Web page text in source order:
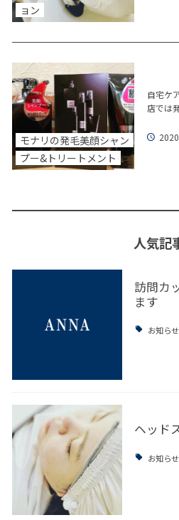
ョン
モナリの発毛美顔シャン
プー&トリートメント
自宅ケ
店では
人気記
訪問カ
ます
お知らせ
ヘッド
お知らせ